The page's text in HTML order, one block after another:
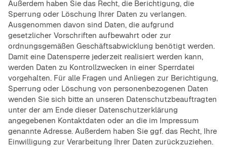
Außerdem haben Sie das Recht, die Berichtigung, die
Sperrung oder Löschung Ihrer Daten zu verlangen.
Ausgenommen davon sind Daten, die aufgrund
gesetzlicher Vorschriften aufbewahrt oder zur
ordnungsgemäßen Geschäftsabwicklung benötigt werden.
Damit eine Datensperre jederzeit realisiert werden kann,
werden Daten zu Kontrollzwecken in einer Sperrdatei
vorgehalten. Für alle Fragen und Anliegen zur Berichtigung,
Sperrung oder Löschung von personenbezogenen Daten
wenden Sie sich bitte an unseren Datenschutzbeauftragten
unter der am Ende dieser Datenschutzerklärung
angegebenen Kontaktdaten oder an die im Impressum
genannte Adresse. Außerdem haben Sie ggf. das Recht, Ihre
Einwilligung zur Verarbeitung Ihrer Daten zurückzuziehen.